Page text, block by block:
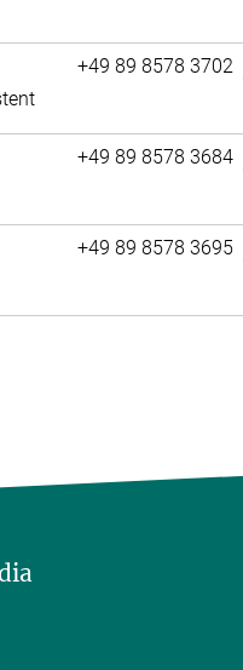
+49 89 8578 3702
+49 89 8578 3684
+49 89 8578 3695